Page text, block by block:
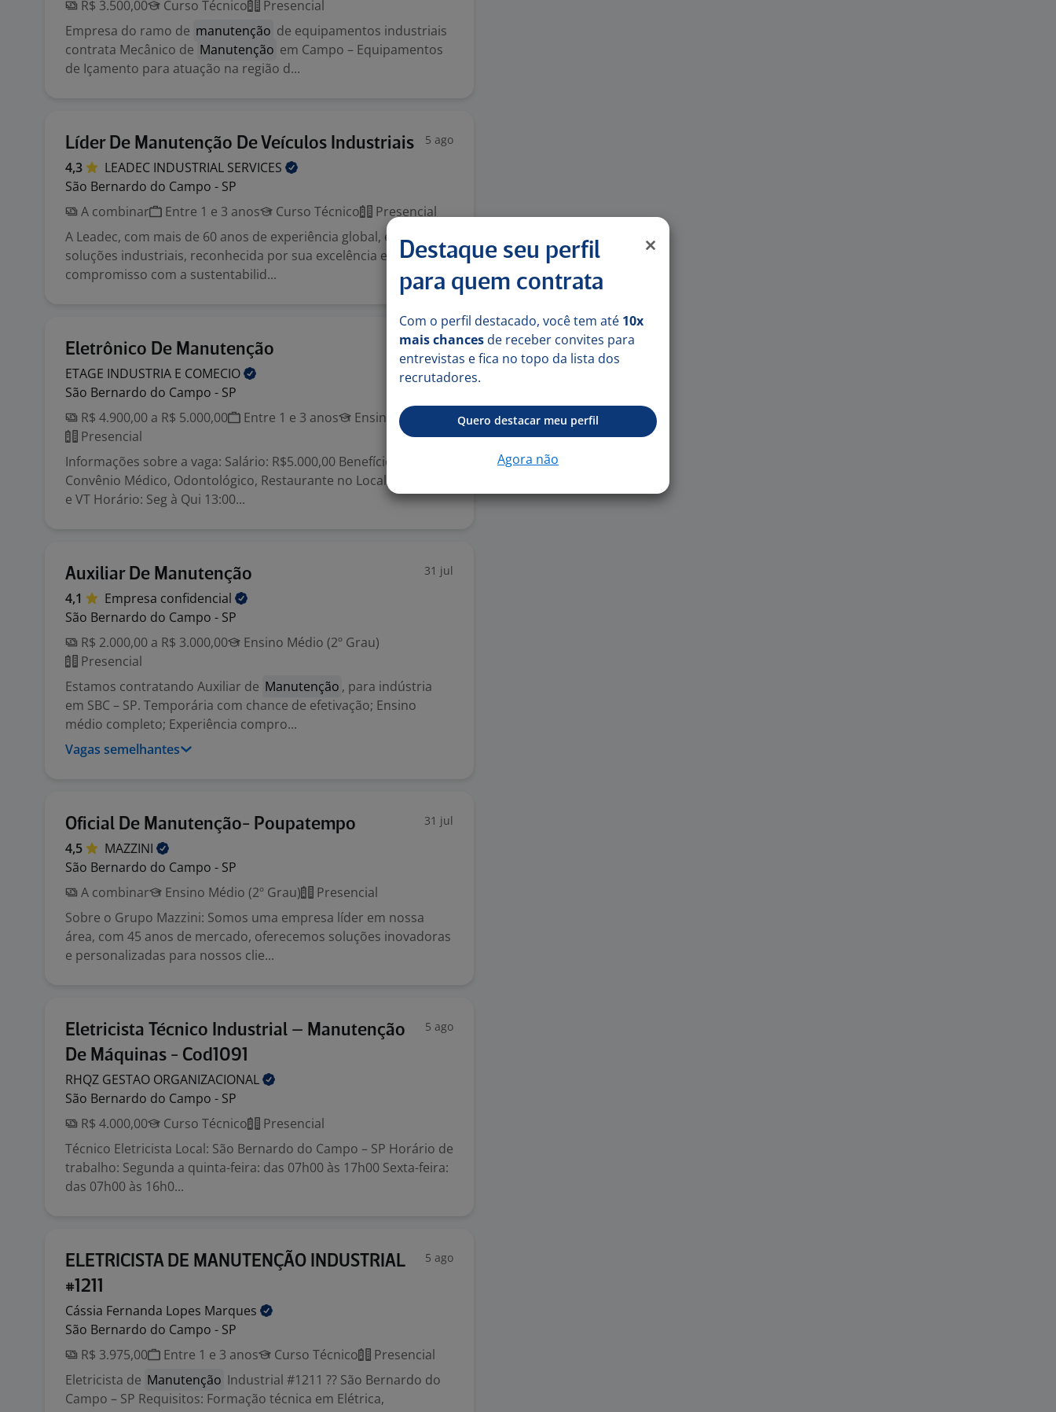
R$ 3.500,00
Curso Técnico
Presencial
Empresa do ramo de manutenção de equipamentos industriais
contrata Mecânico de Manutenção em Campo – Equipamentos
de Içamento para atuação na região d...
Líder De Manutenção De Veículos Industriais 5 ago
4,3 LEADEC INDUSTRIAL SERVICES
São Bernardo do Campo - SP
A combinar
Entre 1 e 3 anos Curso Técnico
Presencial
A Leadec, com mais de 60 anos de experiência global, é líder em
soluções industriais, reconhecida por sua excelência e
compromisso com a sustentabilid...
Eletrônico De Manutenção 3 ago
ETAGE INDUSTRIA E COMECIO
São Bernardo do Campo - SP
R$ 4.900,00 a R$ 5.000,00
Entre 1 e 3 anos
Ensino Superior
Presencial
Informações sobre a vaga: Salário: R$5.000,00 Benefícios:
Convênio Médico, Odontológico, Restaurante no Local, TotalPass
e VT Horário: Seg à Qui 13:00...
Auxiliar De Manutenção 31 jul
4,1 Empresa confidencial
São Bernardo do Campo - SP
R$ 2.000,00 a R$ 3.000,00
Ensino Médio (2º Grau)
Presencial
Estamos contratando Auxiliar de Manutenção , para indústria
em SBC – SP. Temporária com chance de efetivação; Ensino
médio completo; Experiência compro...
Vagas semelhantes
Oficial De Manutenção- Poupatempo 31 jul
4,5
MAZZINI
São Bernardo do Campo - SP
A combinar
Ensino Médio (2º Grau)
Presencial
Sobre o Grupo Mazzini: Somos uma empresa líder em nossa
área, com 45 anos de mercado, oferecemos soluções inovadoras
e personalizadas para nossos clie...
Eletricista Técnico Industrial – Manutenção
De Máquinas - Cod1091
5 ago
RHQZ GESTAO ORGANIZACIONAL
São Bernardo do Campo - SP
R$ 4.000,00
Curso Técnico
Presencial
Técnico Eletricista Local: São Bernardo do Campo – SP Horário de
trabalho: Segunda a quinta-feira: das 07h00 às 17h00 Sexta-feira:
das 07h00 às 16h0...
ELETRICISTA DE MANUTENÇÃO INDUSTRIAL
#1211
5 ago
Cássia Fernanda Lopes Marques
São Bernardo do Campo - SP
R$ 3.975,00
Entre 1 e 3 anos Curso Técnico
Presencial
Eletricista de Manutenção Industrial #1211 ?? São Bernardo do
Campo – SP Requisitos: Formação técnica em Elétrica,
Destaque seu perfil
para quem contrata
Com o perfil destacado, você tem até 10x
mais chances de receber convites para
entrevistas e fica no topo da lista dos
recrutadores.
Quero destacar meu perfil
Agora não